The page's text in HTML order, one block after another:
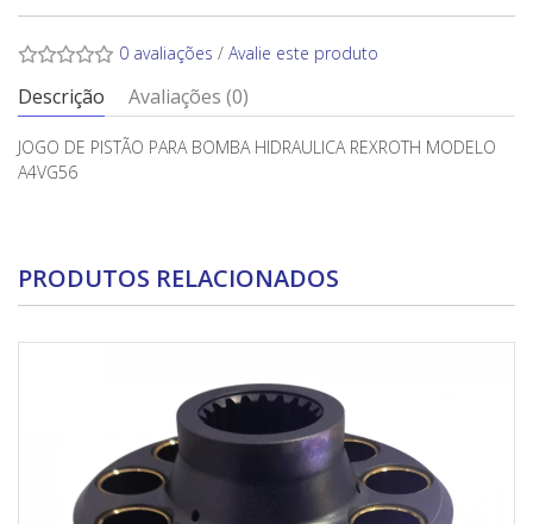
0 avaliações / Avalie este produto
Descrição Avaliações (0)
JOGO DE PISTÃO PARA BOMBA HIDRAULICA REXROTH MODELO
A4VG56
PRODUTOS RELACIONADOS